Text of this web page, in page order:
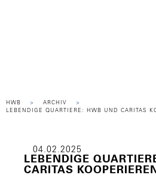
HWB
ARCHIV
LEBENDIGE QUARTIERE: HWB UND CARITAS
04.02.2025
LEBENDIGE
CARITAS